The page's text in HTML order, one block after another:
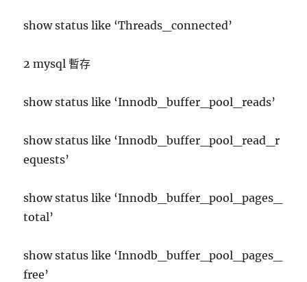
show status like ‘Threads_connected’
2 mysql 暫存
show status like ‘Innodb_buffer_pool_reads’
show status like ‘Innodb_buffer_pool_read_r
equests’
show status like ‘Innodb_buffer_pool_pages_
total’
show status like ‘Innodb_buffer_pool_pages_
free’